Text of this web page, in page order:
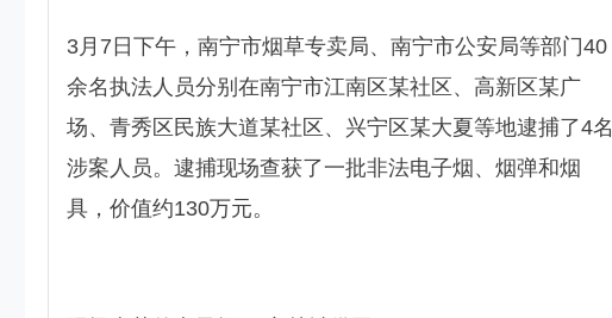
3月7日下午，南宁市烟草专卖局、南宁市公安局等部门40
余名执法人员分别在南宁市江南区某社区、高新区某广
场、青秀区民族大道某社区、兴宁区某大夏等地逮捕了4
涉案人员。逮捕现场查获了一批非法电子烟、烟弹和烟
具，价值约130万元。